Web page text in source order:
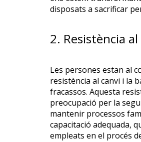
disposats a sacrificar
2. Resistència
Les persones estan al
resistència al canvi i la
fracassos. Aquesta
preocupació per la
mantenir processos
capacitació adequada,
empleats en el procés